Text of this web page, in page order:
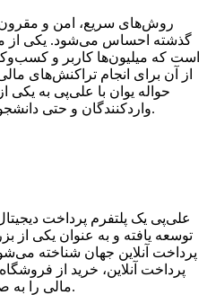
روش‌های سریع، امن و
گذشته احساس می‌شود. یکی از
از آن برای انجام تراکنش‌های
حواله یوان با علی‌پی به یکی
واردکنندگان و حتی دانشجویان و مسافران تبدیل شده است.
علی‌پی یک پلتفرم پرداخت
پرداخت آنلاین جهان شناخته
پرداخت آنلاین، خرید از
مالی را به صورت سریع و ایمن فراهم می‌کند.